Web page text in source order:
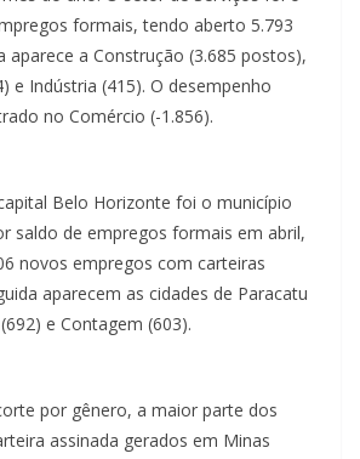
formais, tendo aberto 5.793
aparece a Construção (3.685 postos),
e Indústria (415). O desempenho
no Comércio (-1.856).
Belo Horizonte foi o município
saldo de empregos formais em abril,
novos empregos com carteiras
aparecem as cidades de Paracatu
e Contagem (603).
por gênero, a maior parte dos
assinada gerados em Minas